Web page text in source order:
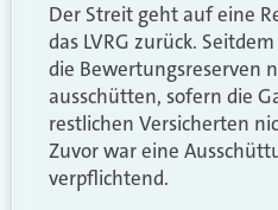
Der Streit geht auf eine
das LVRG zurück.
die Bewertungsreserven
ausschütten, sofern die
restlichen Versicherten
Zuvor war eine
verpflichtend.